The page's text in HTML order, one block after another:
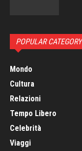
POPULAR CATEGORY
Mondo
Cultura
Relazioni
Tempo Libero
Celebrità
Viaggi